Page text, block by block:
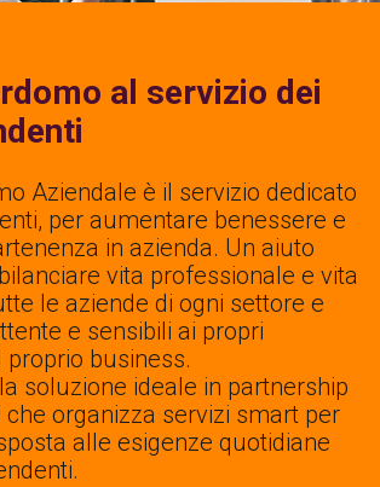
al servizio dei
Aziendale è il servizio dedicato
per aumentare benessere e
in azienda. Un aiuto
vita professionale e vita
le aziende di ogni settore e
e sensibili ai propri
business.
soluzione ideale in partnership
che organizza servizi smart per
alle esigenze quotidiane